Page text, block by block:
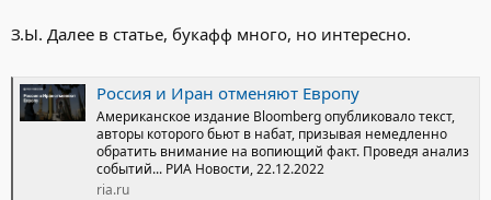
З.Ы. Далее в статье, букафф много, но интересно.
Россия и Иран отменяют Европу
Американское издание Bloomberg опубликовало текст,
авторы которого бьют в набат, призывая немедленно
обратить внимание на вопиющий факт. Проведя анализ
событий... РИА Новости, 22.12.2022
ria.ru